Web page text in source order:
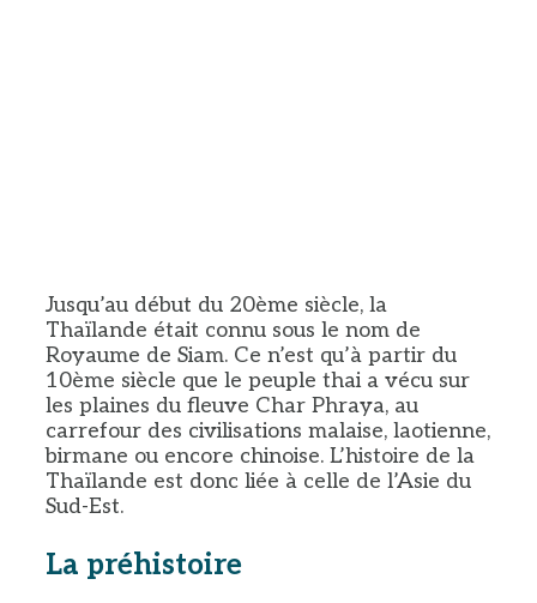
Jusqu’au début du 20ème siècle, la
Thaïlande était connu sous le nom de
Royaume de Siam. Ce n’est qu’à partir du
10ème siècle que le peuple thai a vécu sur
les plaines du fleuve Char Phraya, au
carrefour des civilisations malaise, laotienne,
birmane ou encore chinoise. L’histoire de la
Thaïlande est donc liée à celle de l’Asie du
Sud-Est.
La préhistoire